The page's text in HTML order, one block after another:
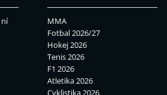
MMA
Fotbal 2026/27
Hokej 2026
Tenis 2026
F1 2026
Atletika 2026
Cyklistika 2026